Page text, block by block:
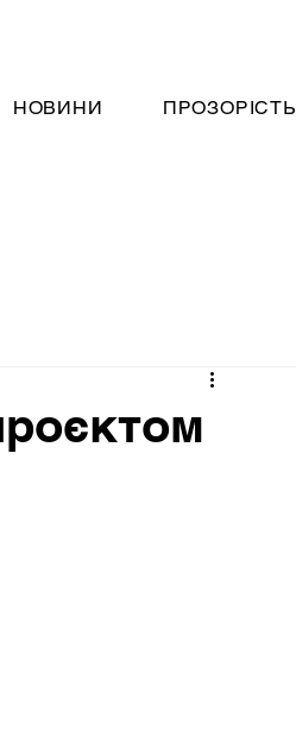
НОВИНИ ПРОЗОРІСТЬ